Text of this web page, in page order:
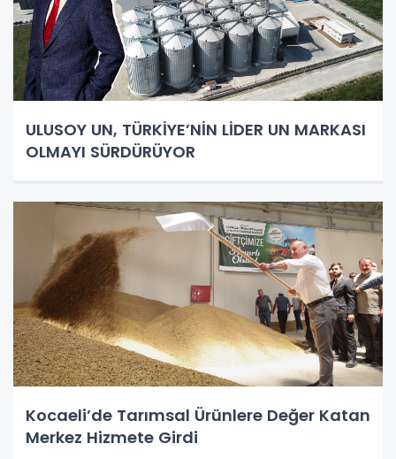
ULUSOY UN, TÜRKİYE’NİN LİDER UN MARKASI
OLMAYI SÜRDÜRÜYOR
Kocaeli’de Tarımsal Ürünlere Değer Katan
Merkez Hizmete Girdi